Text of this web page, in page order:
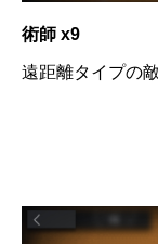
術師 x9
遠距離タイプの